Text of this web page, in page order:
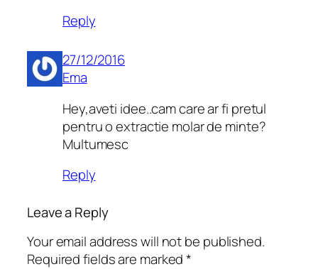
Reply
27/12/2016
Ema
Hey,aveti idee..cam care ar fi pretul
pentru o extractie molar de minte?
Multumesc
Reply
Leave a Reply
Your email address will not be published.
Required fields are marked*